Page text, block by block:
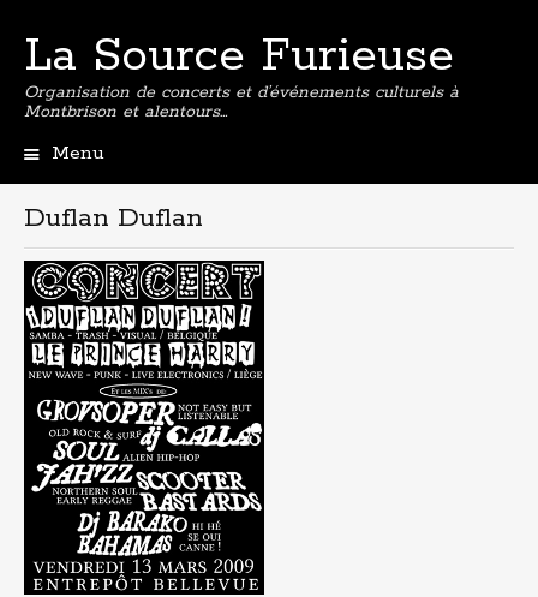
La Source Furieuse
Organisation de concerts et d’événements culturels à
Montbrison et alentours…
Menu
contenu
principal
Duflan Duflan